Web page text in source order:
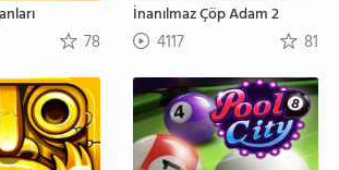
78
İnanılmaz Çöp Adam 2
4117 81